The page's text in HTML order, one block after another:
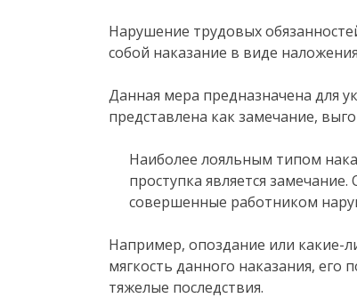
Нарушение трудовых
собой наказание в виде
Данная мера предназначена для
представлена как замечание,
Наиболее лояльным типом
проступка является
совершенные работником
Например, опоздание или какие-
мягкость данного наказания, его
тяжелые последствия.